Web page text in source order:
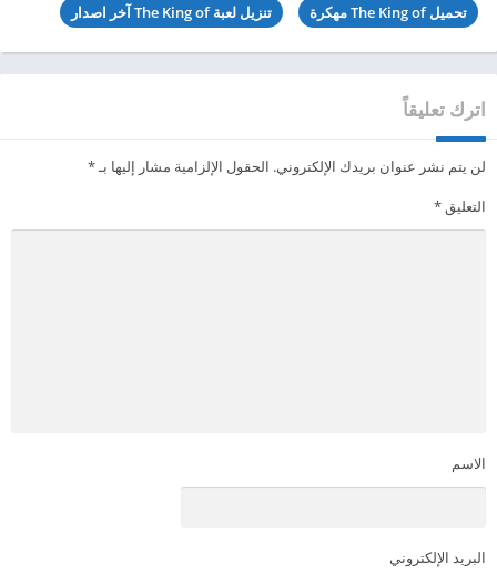
تحميل The King of مهكرة تنزيل لعبة The King of آخر اصدار
اترك تعليقاً
لن يتم نشر عنوان بريدك الإلكتروني. الحقول الإلزامية مشار إليها بـ*
التعليق *
الاسم
البريد الإلكتروني